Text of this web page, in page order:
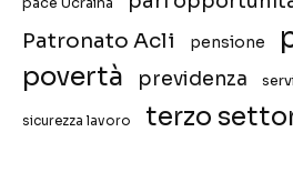
Patronato Acli pensione
povertà previdenza
sicurezza lavoro terzo